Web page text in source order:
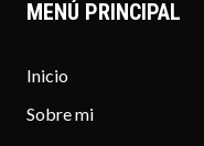
MENÚ PRINCIPAL
Inicio
Sobre mi